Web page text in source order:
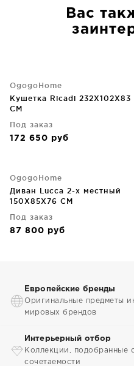
Вас
OgogoHome
Кушетка Ricadi 232X102X83
CM
Под заказ
172 650 руб
OgogoHome
Диван Lucca 2-х местный
150X85X76 CM
Под заказ
87 800 руб
Европейские бренды
Оригинальные предметы
мировых брендов
Интерьерный отбор
Коллекции, подобранные
сочетаемости